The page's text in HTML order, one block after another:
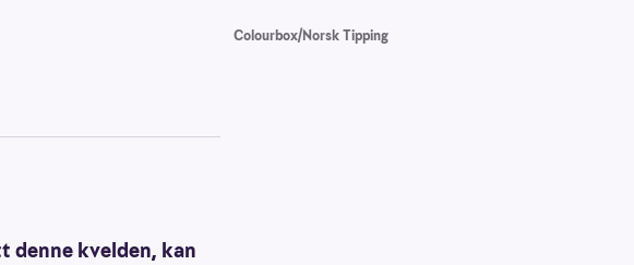
Colourbox/Norsk Tipping
denne kvelden, kan